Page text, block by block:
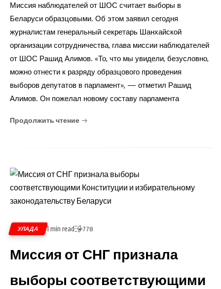
Миссия наблюдателей от ШОС считает выборы в
Беларуси образцовыми. Об этом заявил сегодня
журналистам генеральный секретарь Шанхайской
организации сотрудничества, глава миссии наблюдателей
от ШОС Рашид Алимов. «То, что мы увидели, безусловно,
можно отнести к разряду образцового проведения
выборов депутатов в парламент», — отметил Рашид
Алимов. Он пожелал новому составу парламента
Продолжить чтение
УЛАДА 1 min read 778
Миссия от СНГ признала
выборы соответствующими